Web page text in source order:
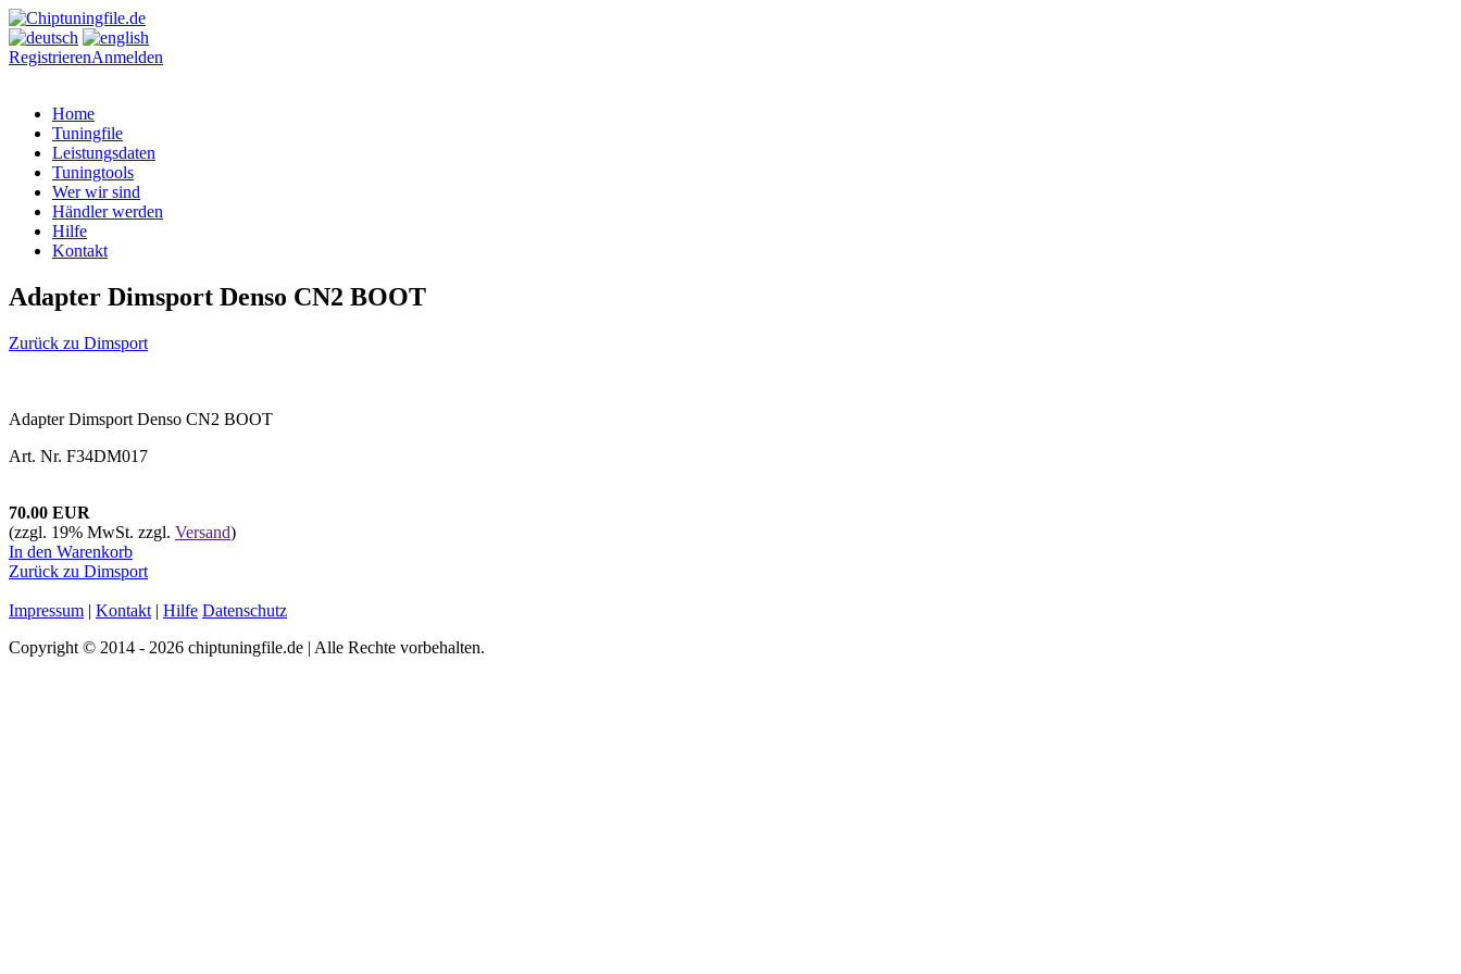
RegistrierenAnmelden
Home
Tuningfile
Leistungsdaten
Tuningtools
Wer wir sind
Händler werden
Hilfe
Kontakt
Adapter Dimsport Denso CN2 BOOT
Zurück zu Dimsport
Adapter Dimsport Denso CN2 BOOT
Art. Nr. F34DM017
70.00 EUR
(zzgl. 19% MwSt. zzgl. Versand)
In den Warenkorb
Zurück zu Dimsport
Impressum | Kontakt | Hilfe Datenschutz
Copyright © 2014 - 2026 chiptuningfile.de | Alle Rechte vorbehalten.